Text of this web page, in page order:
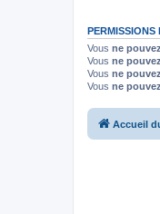
PERMISSIONS
Vous ne
Vous ne
Vous ne
Vous ne
Accueil